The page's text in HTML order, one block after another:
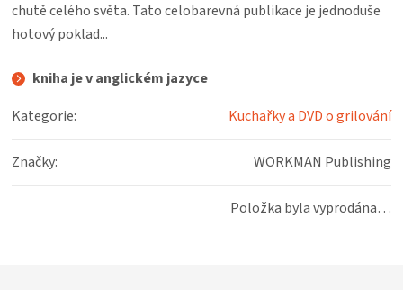
(CZK)
PŘIHLÁŠENÍ
chutě celého světa. Tato celobarevná publikace je jednoduše
hotový poklad...
kniha je v anglickém jazyce
Kategorie: Kuchařky a DVD o grilování
Značky: WORKMAN Publishing
Položka byla vyprodána…